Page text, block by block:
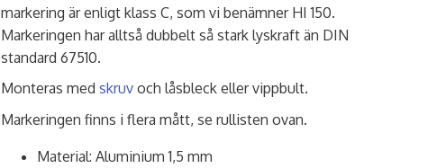
markering är enligt klass C, som vi benämner HI 150.
Markeringen har alltså dubbelt så stark lyskraft än DIN
standard 67510.
Monteras med skruvoch låsbleck eller vippbult.
Markeringen finns i flera mått, se rullisten ovan.
Material: Aluminium 1,5 mm